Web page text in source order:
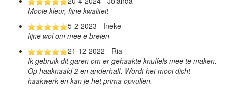
Mooie kleur, fijne kwaliteit
5-2-2023 - Ineke
fijne wol om mee e breien
21-12-2022 - Ria
Ik gebruik dit garen om er gehaakte knuffels mee te maken.
Op haaknaald 2 en anderhalf. Wordt het mooi dicht
haakwerk en kan je het prima opvullen.